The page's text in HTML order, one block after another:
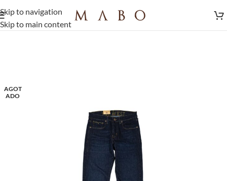
Skip to navigation
Skip to main content
AGOT
ADO